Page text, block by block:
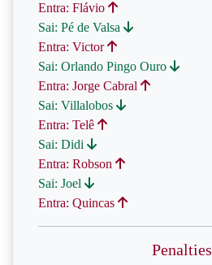
Entra: Flávio
Sai: Pé de Valsa
Entra: Victor
Sai: Orlando Pingo Ouro
Entra: Jorge Cabral
Sai: Villalobos
Entra: Telê
Sai: Didi
Entra: Robson
Sai: Joel
Entra: Quincas
Penalties